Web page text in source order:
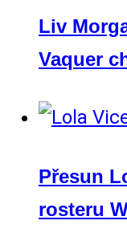
Liv
Vaquer
Přesun
rosteru